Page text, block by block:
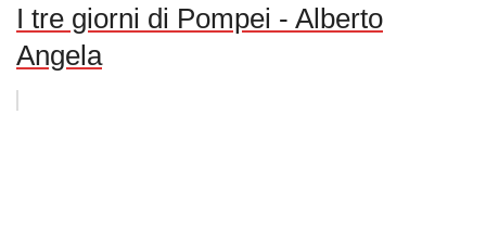
I tre giorni di Pompei - Alberto
Angela